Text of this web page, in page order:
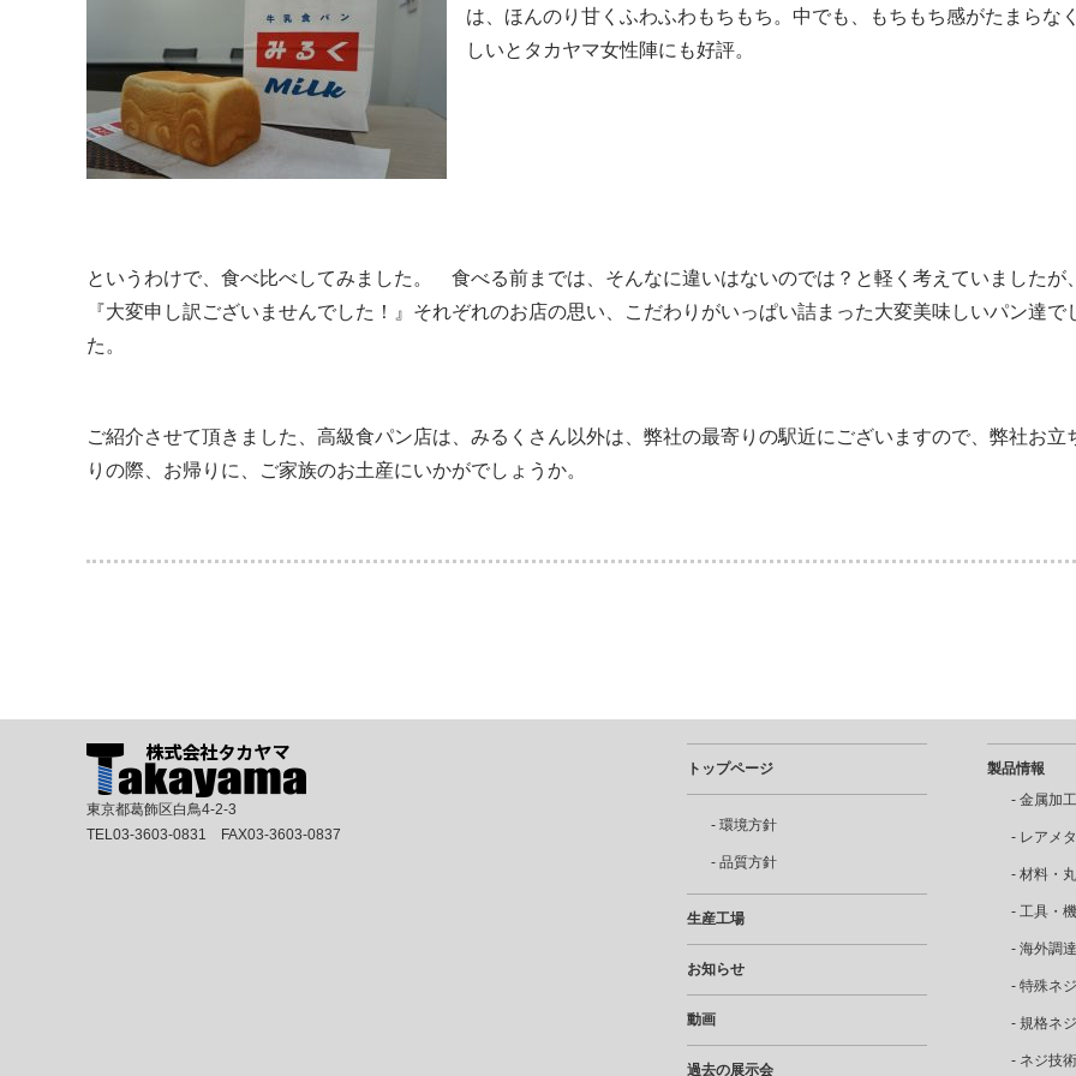
は、ほんのり甘くふわふわもちもち。中でも、もちもち感がたまらな
しいとタカヤマ女性陣にも好評。
というわけで、食べ比べしてみました。 食べる前までは、そんなに違いはないのでは？と軽く考えていましたが、
『大変申し訳ございませんでした！』それぞれのお店の思い、こだわりがいっぱい詰まった大変美味しいパン達で
た。
ご紹介させて頂きました、高級食パン店は、みるくさん以外は、弊社の最寄りの駅近にございますので、弊社お立
りの際、お帰りに、ご家族のお土産にいかがでしょうか。
東京都葛飾区白鳥4-2-3
TEL03-3603-0831 FAX03-3603-0837
トップページ
環境方針
品質方針
生産工場
お知らせ
動画
過去の展示会
製品情報
金属加
レアメ
材料・
工具・
海外調達
特殊ネジ
規格ネジ
ネジ技